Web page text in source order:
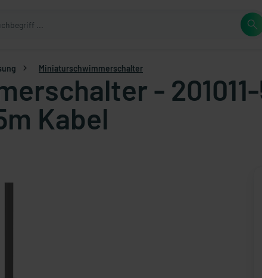
Miniaturschwimmerschalter
-
Kabel